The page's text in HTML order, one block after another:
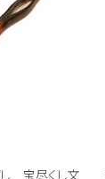
宝尽くし文